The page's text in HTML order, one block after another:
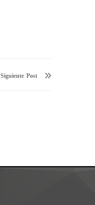
Siguiente